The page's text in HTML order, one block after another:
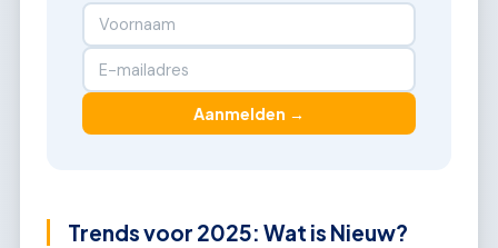
Aanmelden →
Trends voor 2025: Wat is Nieuw?